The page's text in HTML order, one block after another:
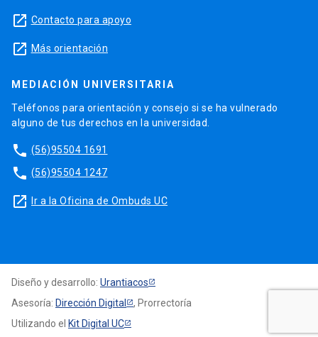
launch Contacto para apoyo
launch Más orientación
MEDIACIÓN UNIVERSITARIA
Teléfonos para orientación y consejo si se ha vulnerado
alguno de tus derechos en la universidad.
phone (56)95504 1691
phone (56)95504 1247
launch Ir a la Oficina de Ombuds UC
Diseño y desarrollo: Urantiacos
Asesoría: Dirección Digital
, Prorrectoría
Utilizando el Kit Digital UC